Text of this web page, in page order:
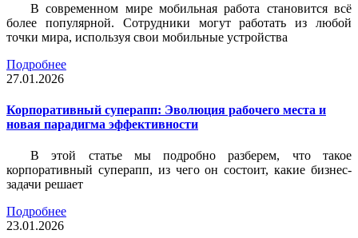
В современном мире мобильная работа становится всё
более популярной. Сотрудники могут работать из любой
точки мира, используя свои мобильные устройства
Подробнее
27.01.2026
Корпоративный суперапп: Эволюция рабочего места и
новая парадигма эффективности
В этой статье мы подробно разберем, что такое
корпоративный суперапп, из чего он состоит, какие бизнес-
задачи решает
Подробнее
23.01.2026